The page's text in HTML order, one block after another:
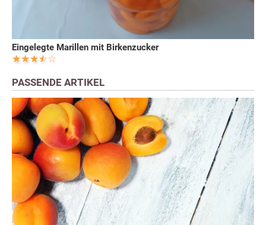
Eingelegte Marillen mit Birkenzucker
PASSENDE ARTIKEL